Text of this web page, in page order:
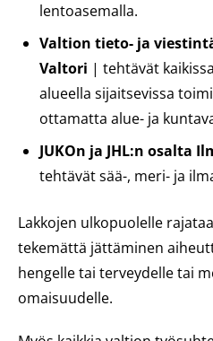
lentoasemalla.
Valtion tieto- ja
Valtori | tehtävät
alueella sijaitsevissa
ottamatta alue- ja
JUKOn ja JHL:n osalta
tehtävät sää-, meri- ja
Lakkojen ulkopuolelle
tekemättä jättäminen
hengelle tai terveydelle tai
omaisuudelle.